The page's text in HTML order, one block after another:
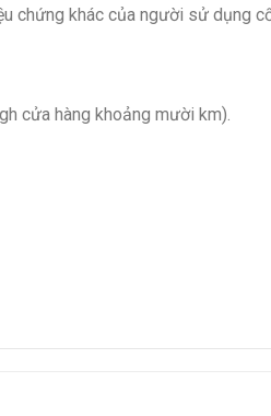
chứng khác của người sử dụng
cửa hàng khoảng mười km).